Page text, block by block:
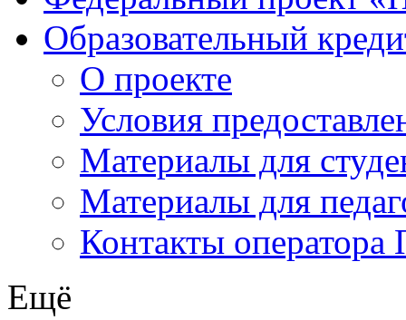
Образовательный
О проекте
Условия
Материалы для
Материалы для
Контакты оператора
Ещё